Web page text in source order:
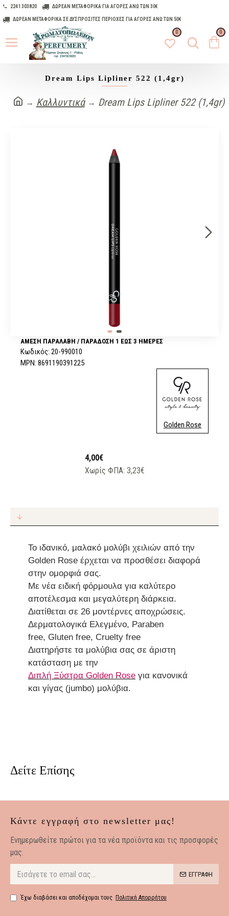
2241 303820 ΔΩΡΕΑΝ ΜΕΤΑΦΟΡΙΚΑ ΓΙΑ ΑΓΟΡΕΣ ΑΝΩ ΤΩΝ 30€
ΔΩΡΕΑΝ ΜΕΤΑΦΟΡΙΚΑ ΣΕ ΔΥΣΠΡΟΣΙΤΕΣ ΠΕΡΙΟΧΕΣ ΓΙΑ ΑΓΟΡΕΣ ΑΝΩ ΤΩΝ 50€
0 0
Καλλυντικά Dream Lips Lipliner 522 (1,4gr)
Dream Lips Lipliner 522 (1,4gr)
4,00€
Χωρίς ΦΠΑ: 3,23€
ΆΜΕΣΗ ΠΑΡΑΛΑΒΉ / ΠΑΡΆΔOΣΗ 1 ΈΩΣ 3 ΗΜΈΡΕΣ
Κωδικός: 20-990010
MPN: 8691190391225
Golden Rose
Το ιδανικό, μαλακό μολύβι χειλιών από την
Golden Rose έρχεται να προσθέσει διαφορά
στην ομορφιά σας.
Με νέα ειδική φόρμουλα για καλύτερο
αποτέλεσμα και μεγαλύτερη διάρκεια.
Διατίθεται σε 26 μοντέρνες αποχρώσεις.
Δερματολογικά Ελεγμένο, Paraben
free, Gluten free, Cruelty free
Διατηρήστε τα μολύβια σας σε άριστη
κατάσταση με την
Διπλή Ξύστρα Golden Rose για κανονικά
και γίγας (jumbo) μολύβια.
Δείτε Επίσης
Κάντε εγγραφή στο newsletter μας!
Eνημερωθείτε πρώτοι για τα νέα προϊόντα και τις προσφορές
μας.
ΕΓΓΡΑΦΗ
Έχω διαβάσει και αποδέχομαι τους Πολιτική Απορρήτου